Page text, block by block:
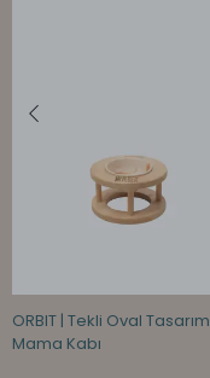
ORBIT | Tekli Oval Tasarım
Mama Kabı